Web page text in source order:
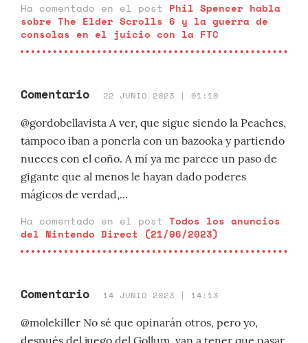
Ha comentado en el post Phil Spencer habla
sobre The Elder Scrolls 6 y la guerra de
consolas en el juicio con la FTC
Comentario 22 JUNIO 2023 | 01:10
@gordobellavista A ver, que sigue siendo la Peaches,
tampoco iban a ponerla con un bazooka y partiendo
nueces con el coño. A mí ya me parece un paso de
gigante que al menos le hayan dado poderes
mágicos de verdad,...
Ha comentado en el post Todos los anuncios
del Nintendo Direct (21/06/2023)
Comentario 14 JUNIO 2023 | 14:13
@molekiller No sé que opinarán otros, pero yo,
después del juego del Gollum, van a tener que pasar